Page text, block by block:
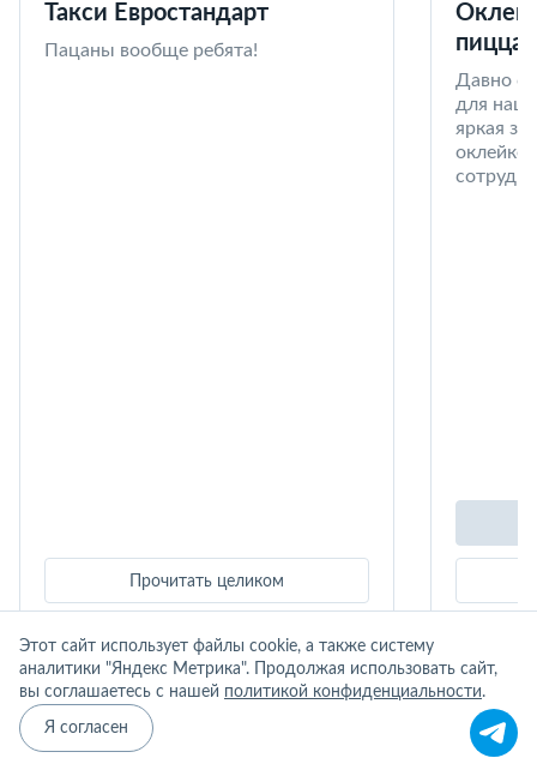
Такси Евростандарт
Пацаны вообще ребята!
Прочитать целиком
пицца
Давно
для
яркая
оклейке
СПЕЦПРЕДЛОЖЕНИЯ Все акции
Этот сайт использует файлы cookie, а также систему
аналитики "Яндекс Метрика". Продолжая использовать сайт,
вы соглашаетесь с нашей политикой конфиденциальности.
Я согласен